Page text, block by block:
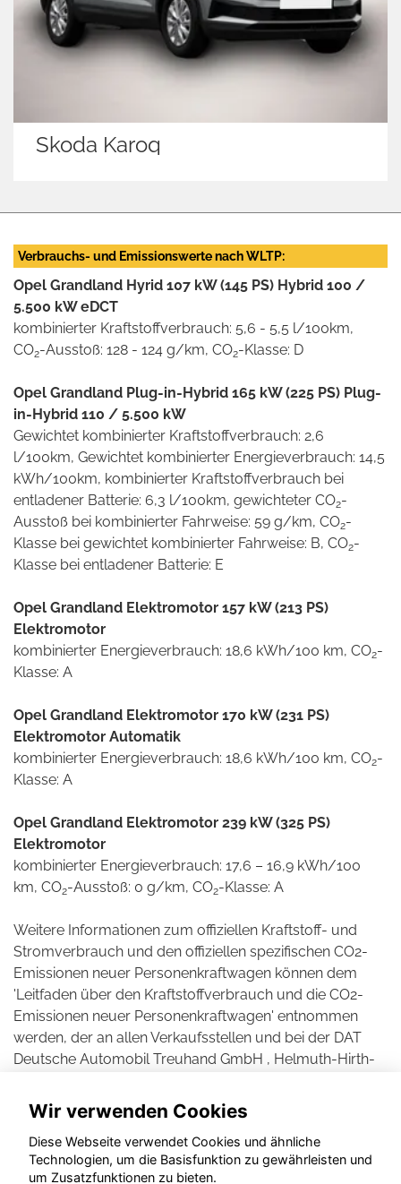
Volkswagen Tiguan
Verbrauchs- und Emissionswerte nach WLTP:
Opel Grandland Hyrid 107 kW (145 PS) Hybrid 100 /
5.500 kW eDCT
kombinierter Kraftstoffverbrauch: 5,6 - 5,5 l/100km,
CO2-Ausstoß: 128 - 124 g/km, CO2-Klasse: D
Opel Grandland Plug-in-Hybrid 165 kW (225 PS) Plug-
in-Hybrid 110 / 5.500 kW
Gewichtet kombinierter Kraftstoffverbrauch: 2,6
l/100km, Gewichtet kombinierter Energieverbrauch: 14,5
kWh/100km, kombinierter Kraftstoffverbrauch bei
entladener Batterie: 6,3 l/100km, gewichteter CO2-
Ausstoß bei kombinierter Fahrweise: 59 g/km, CO2-
Klasse bei gewichtet kombinierter Fahrweise: B, CO2-
Klasse bei entladener Batterie: E
Opel Grandland Elektromotor 157 kW (213 PS)
Elektromotor
kombinierter Energieverbrauch: 18,6 kWh/100 km, CO2-
Klasse: A
Opel Grandland Elektromotor 170 kW (231 PS)
Elektromotor Automatik
kombinierter Energieverbrauch: 18,6 kWh/100 km, CO2-
Klasse: A
Opel Grandland Elektromotor 239 kW (325 PS)
Elektromotor
kombinierter Energieverbrauch: 17,6 – 16,9 kWh/100
km, CO2-Ausstoß: 0 g/km, CO2-Klasse: A
Weitere Informationen zum offiziellen Kraftstoff- und
Stromverbrauch und den offiziellen spezifischen CO2-
Emissionen neuer Personenkraftwagen können dem
'Leitfaden über den Kraftstoffverbrauch und die CO2-
Emissionen neuer Personenkraftwagen' entnommen
werden, der an allen Verkaufsstellen und bei der DAT
Deutsche Automobil Treuhand GmbH , Helmuth-Hirth-
© konjunkturmotor.de GmbH 2020 - 2026
Wir verwenden Cookies
Diese Webseite verwendet Cookies und ähnliche
Technologien, um die Basisfunktion zu gewährleisten und
um Zusatzfunktionen zu bieten.